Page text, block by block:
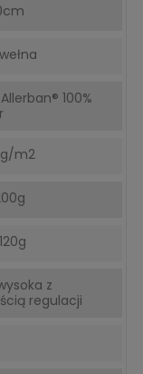
100%
m2
z
regulacji